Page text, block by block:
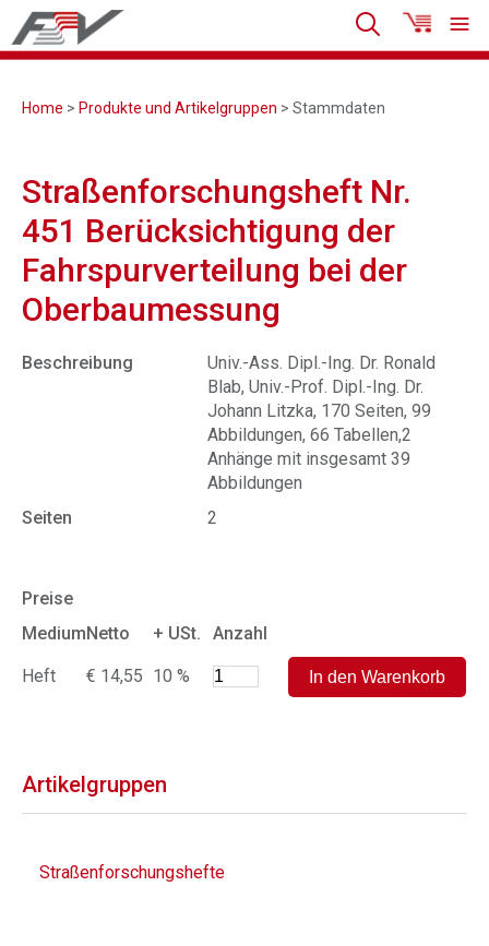
Home > Produkte und Artikelgruppen > Stammdaten
Straßenforschungsheft Nr.
451 Berücksichtigung der
Fahrspurverteilung bei der
Oberbaumessung
Beschreibung
Univ.-Ass. Dipl.-Ing. Dr. Ronald
Blab, Univ.-Prof. Dipl.-Ing. Dr.
Johann Litzka, 170 Seiten, 99
Abbildungen, 66 Tabellen,2
Anhänge mit insgesamt 39
Abbildungen
Seiten
2
Preise
MediumNetto + USt. Anzahl
Heft € 14,55 10 %
Artikelgruppen
Straßenforschungshefte